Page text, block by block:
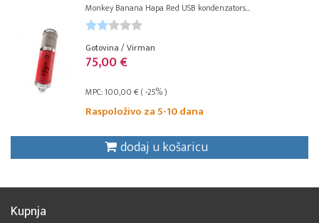
Monkey Banana Hapa Red USB kondenzators...
Gotovina / Virman
75,00 €
MPC: 100,00 € ( -25% )
Raspoloživo za 5-10 dana
dodaj u košaricu
Kupnja